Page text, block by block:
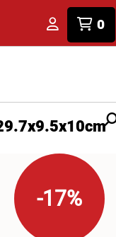
0
-17%